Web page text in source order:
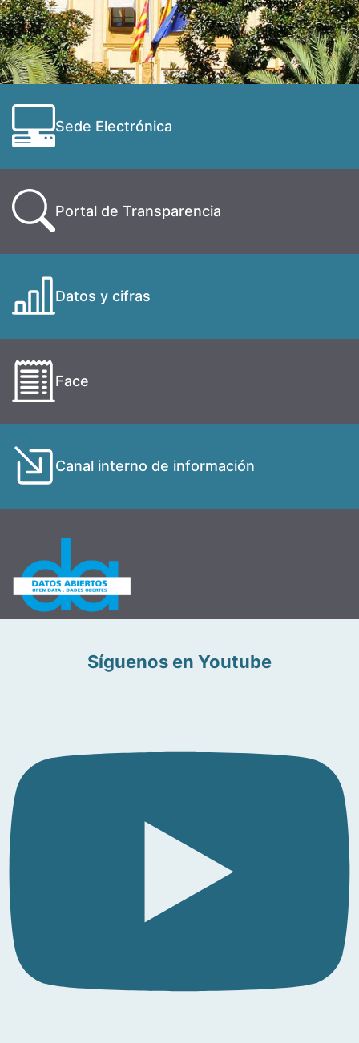
Sede Electrónica
Portal de Transparencia
Datos y cifras
Face
Canal interno de información
Síguenos en Youtube